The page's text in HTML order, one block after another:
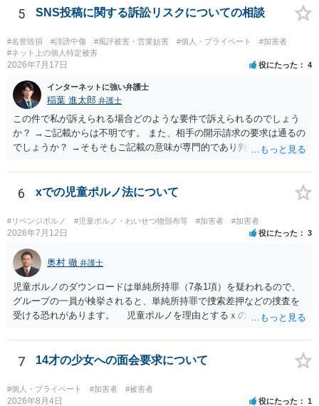
5 SNS投稿に関する訴訟リスクについての相談
#名誉毀損 #誹謗中傷 #風評被害・営業妨害 #個人・プライベート
#加害者
#ネット上の個人特定被害
2026年7月17日 役にたった 4
インターネットに強い弁護士
稲葉 進太郎 弁護士
この件で私が訴えられる場合どのような要件で訴えられるのでしょう
か？ →ご記載からは不明です。 また、相手の開示請求の要求は通るの
でしょうか？ →そもそもご記載の意味が専門的であり判然としないも
らご相談になることをお勧めいたします。
6 xでの児童ポルノ法について
#リベンジポルノ #児童ポルノ・わいせつ物頒布等 #加害者 #加害者
2026年7月12日 役にたった 3
奥村 徹 弁護士
児童ポルノのダウンロードは単純所持罪（7条1項）を疑われるので、
グループの一員が検挙されると、単純所持罪で捜索差押などの捜査を
受ける恐れがあります。 児童ポルノを理由とするｘのアカウント凍
は珍しくない）、これも捜索差押を受けるおそれがあります
7 14才の少女への面会要求について
#個人・プライベート #加害者 #被害者
2026年8月4日 役にたった 1